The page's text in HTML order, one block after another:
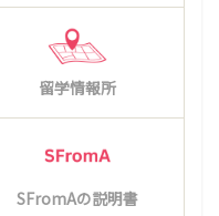
留学情報所
SFromAの説明書